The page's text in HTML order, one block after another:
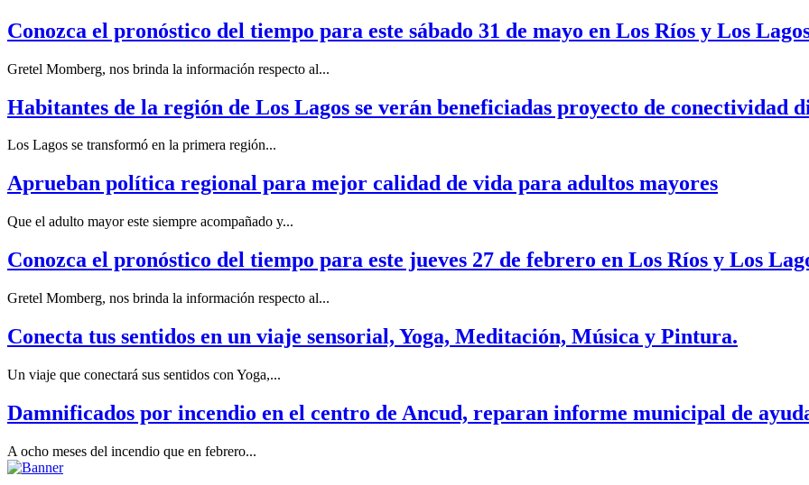
Conozca el pronóstico del tiempo para este sábado 31 de mayo en Los Ríos y Los
Gretel Momberg, nos brinda la información respecto al...
Habitantes de la región de Los Lagos se verán beneficiadas proyecto de conectividad
Los Lagos se transformó en la primera región...
Aprueban política regional para mejor calidad de vida para adultos mayores
Que el adulto mayor este siempre acompañado y...
Conozca el pronóstico del tiempo para este jueves 27 de febrero en Los Ríos y Los
Gretel Momberg, nos brinda la información respecto al...
Conecta tus sentidos en un viaje sensorial, Yoga, Meditación, Música y Pintura.
Un viaje que conectará sus sentidos con Yoga,...
Damnificados por incendio en el centro de Ancud, reparan informe municipal de
A ocho meses del incendio que en febrero...